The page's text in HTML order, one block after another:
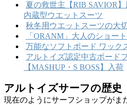
夏の救世主【RIB SAVIOR
内蔵型ウエットスーツ
秋冬用ウエットスーツの大
「ORANM」大人のショー
万能なソフトボード ワック
アルトイズ認定中古ボード
【MASHUP・S BOSS】入荷
アルトイズサーフの歴史
現在のようにサーフショップがま